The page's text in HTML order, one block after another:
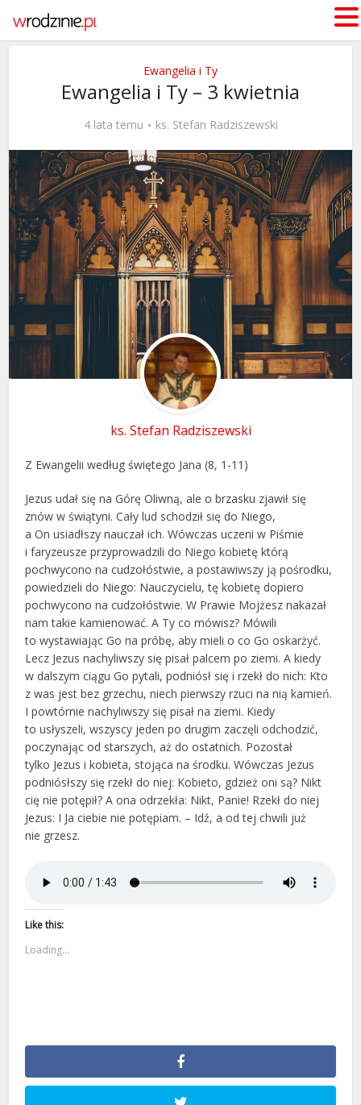
Ewangelia i Ty
Ewangelia i Ty – 3 kwietnia
4 lata temu ks. Stefan Radziszewski
ks. Stefan Radziszewski
Z Ewangelii według świętego Jana (8, 1-11)
Jezus udał się na Górę Oliwną, ale o brzasku zjawił się
znów w świątyni. Cały lud schodził się do Niego,
a On usiadłszy nauczał ich. Wówczas uczeni w Piśmie
i faryzeusze przyprowadzili do Niego kobietę którą
pochwycono na cudzołóstwie, a postawiwszy ją pośrodku,
powiedzieli do Niego: Nauczycielu, tę kobietę dopiero
pochwycono na cudzołóstwie. W Prawie Mojżesz nakazał
nam takie kamienować. A Ty co mówisz? Mówili
to wystawiając Go na próbę, aby mieli o co Go oskarżyć.
Lecz Jezus nachyliwszy się pisał palcem po ziemi. A kiedy
w dalszym ciągu Go pytali, podniósł się i rzekł do nich: Kto
z was jest bez grzechu, niech pierwszy rzuci na nią kamień.
I powtórnie nachyliwszy się pisał na ziemi. Kiedy
to usłyszeli, wszyscy jeden po drugim zaczęli odchodzić,
poczynając od starszych, aż do ostatnich. Pozostał
tylko Jezus i kobieta, stojąca na środku. Wówczas Jezus
podniósłszy się rzekł do niej: Kobieto, gdzież oni są? Nikt
cię nie potępił? A ona odrzekła: Nikt, Panie! Rzekł do niej
Jezus: I Ja ciebie nie potępiam. – Idź, a od tej chwili już
nie grzesz.
Like this:
Loading...